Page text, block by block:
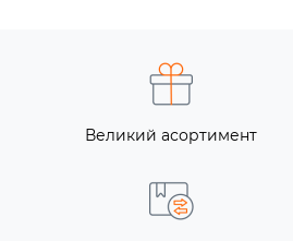
Великий асортимент